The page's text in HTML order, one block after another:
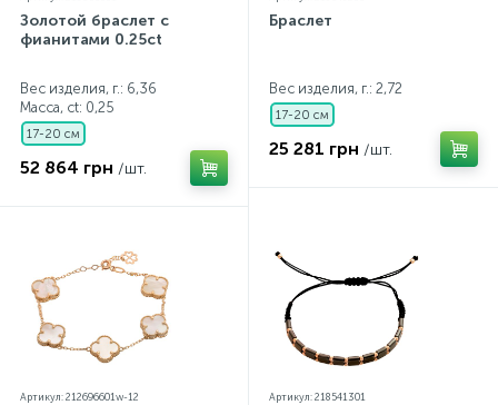
Золотой браслет с
фианитами 0.25ct
Вес изделия, г.: 6,36
Масса, ct: 0,25
17-20 см
52 864 грн /шт.
Браслет
Вес изделия, г.: 2,72
17-20 см
25 281 грн /шт.
Артикул: 212696601w-12 Артикул: 218541301